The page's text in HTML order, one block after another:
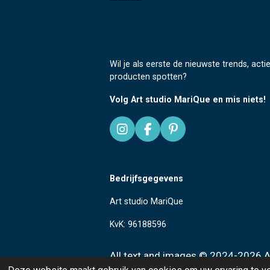
Wil je als eerste de nieuwste trends,
producten spotten?
Volg Art studio MariQue en mis niets!
I
n
a
r
m
F
a
b
o
P
i
e
e
Bedrijfsgegevens
Art studio MariQue
KvK: 96188596
All text and images© 2024-2026